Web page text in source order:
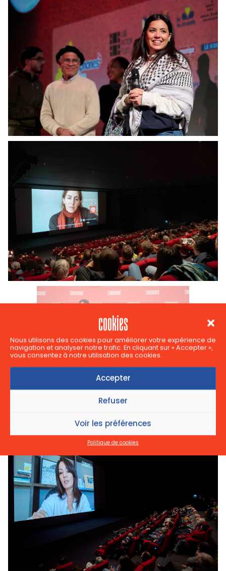
cookies
Nous utilisons des cookies pour améliorer votre expérience de
navigation et analyser notre trafic. En cliquant sur « Accepter »,
vous consentez à notre utilisation des cookies.
Accepter
Refuser
Voir les préférences
Politique de cookies